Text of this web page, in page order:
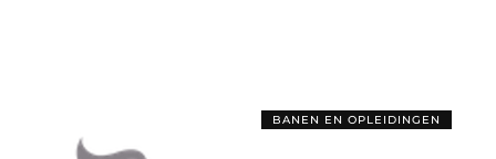
BANEN EN OPLEIDINGEN